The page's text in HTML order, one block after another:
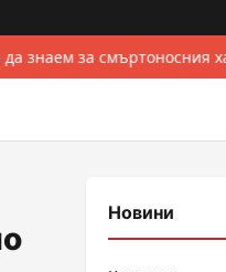
знаем за смъртоносния
Новини